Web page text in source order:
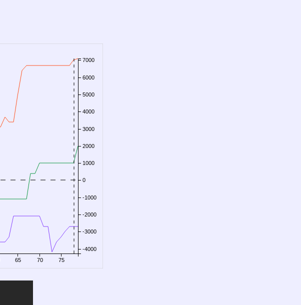
65 70 75
-4000
-3000
-2000
-1000
0
1000
2000
3000
4000
5000
6000
7000